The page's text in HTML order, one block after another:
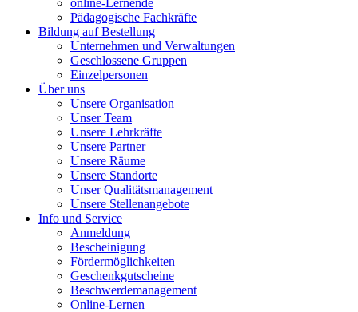
online-Lernende
Pädagogische Fachkräfte
Bildung auf Bestellung
Unternehmen und Verwaltungen
Geschlossene Gruppen
Einzelpersonen
Über uns
Unsere Organisation
Unser Team
Unsere Lehrkräfte
Unsere Partner
Unsere Räume
Unsere Standorte
Unser Qualitätsmanagement
Unsere Stellenangebote
Info und Service
Anmeldung
Bescheinigung
Fördermöglichkeiten
Geschenkgutscheine
Beschwerdemanagement
Online-Lernen